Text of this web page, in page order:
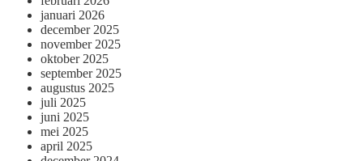
januari 2026
december 2025
november 2025
oktober 2025
september 2025
augustus 2025
juli 2025
juni 2025
mei 2025
april 2025